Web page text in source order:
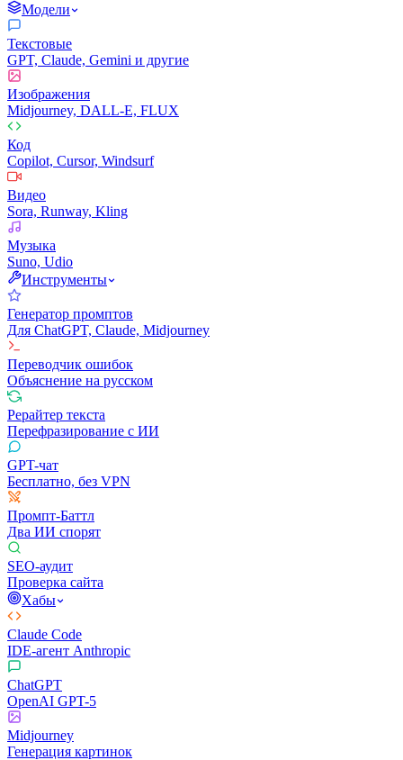
Модели
Текстовые
GPT, Claude, Gemini и другие
Изображения
Midjourney, DALL-E, FLUX
Код
Copilot, Cursor, Windsurf
Видео
Sora, Runway, Kling
Музыка
Suno, Udio
Инструменты
Генератор промптов
Для ChatGPT, Claude, Midjourney
Переводчик ошибок
Объяснение на русском
Рерайтер текста
Перефразирование с ИИ
GPT-чат
Бесплатно, без VPN
Промпт-Баттл
Два ИИ спорят
SEO-аудит
Проверка сайта
Хабы
Claude Code
IDE-агент Anthropic
ChatGPT
OpenAI GPT-5
Midjourney
Генерация картинок